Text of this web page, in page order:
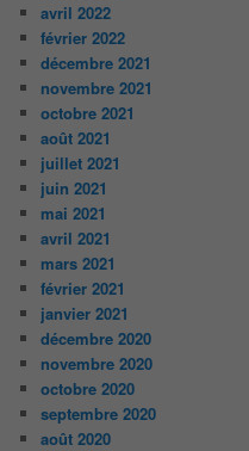
avril 2022
février 2022
décembre 2021
novembre 2021
octobre 2021
août 2021
juillet 2021
juin 2021
mai 2021
avril 2021
mars 2021
février 2021
janvier 2021
décembre 2020
novembre 2020
octobre 2020
septembre 2020
août 2020